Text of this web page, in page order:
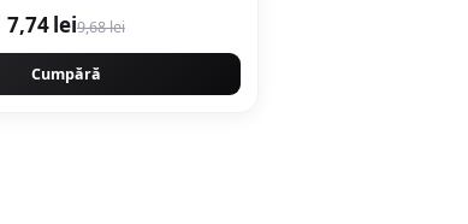
7,74 lei9,68 lei
Cumpără